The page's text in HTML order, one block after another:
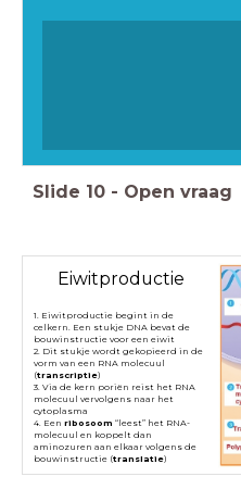
Slide 10 - Open vraag
Eiwitproductie
1. Eiwitproductie begint in de
celkern. Een stukje DNA bevat de
bouwinstructie voor een eiwit
2. Dit stukje wordt gekopieerd in de
vorm van een RNA molecuul
(transcriptie)
3. Via de kern poriën reist het RNA
molecuul vervolgens naar het
cytoplasma
4. Eenribosoom “leest” het RNA-
molecuul en koppelt dan
aminozuren aan elkaar volgens de
bouwinstructie (translatie)